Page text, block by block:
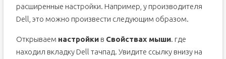
расширенные настройки. Например, у производителя
Dell, это можно произвести следующим образом.
Открываем настройкив Свойствах мыши. где
находил вкладку Dell тачпад. Увидите ссылку внизу на